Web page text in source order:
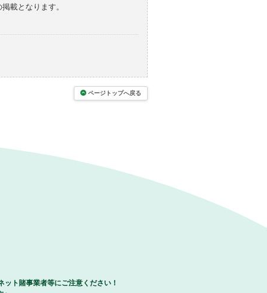
載となります。
ページトップへ戻る
ット賭事業者等にご注意ください！